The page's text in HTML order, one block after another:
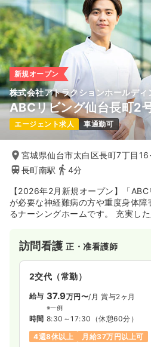
新規オープン
株式会社アトラクションホールディ
ABCリビング仙台長町2
エージェント求人 車通勤可
宮城県仙台市太白区長町7丁目
長町南駅
4分
【2026年2月新規オープン】「
が必要な神経難病の方や重度身体
るナーシングホームです。 充実し
療依存度の高い方でも安心してご
訪問看護正・准看護師
2交代（常勤）
給与 37.9万円〜/月 賞与2ヶ月
※一例
時間 8:30～17:30 （休憩60分）
4週8休以上
月給37万円以上可